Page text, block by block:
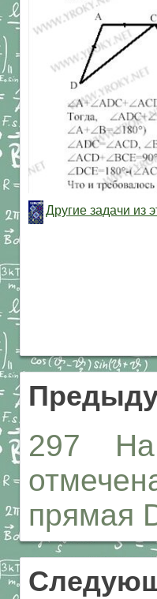
Другие задачи из
297 На
прямая